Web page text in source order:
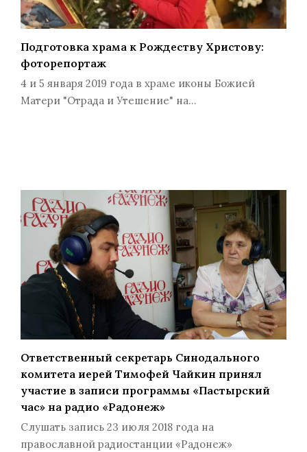
Подготовка храма к Рождеству Христову:
фоторепортаж
4 и 5 января 2019 года в храме иконы Божией
Матери "Отрада и Утешение" на…
Ответственный секретарь Синодального
комитета иерей Тимофей Чайкин принял
участие в записи программы «Пастырский
час» на радио «Радонеж»
Слушать запись 23 июля 2018 года на
православной радиостанции «Радонеж»